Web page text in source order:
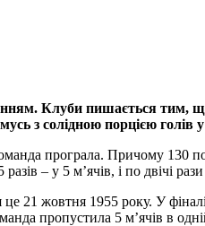
Клуби пишається тим,
з солідною порцією
програла. Причому 130
– у 5 м’ячів, і по двічі
21 жовтня 1955 року. У
пропустила 5 м’ячів в